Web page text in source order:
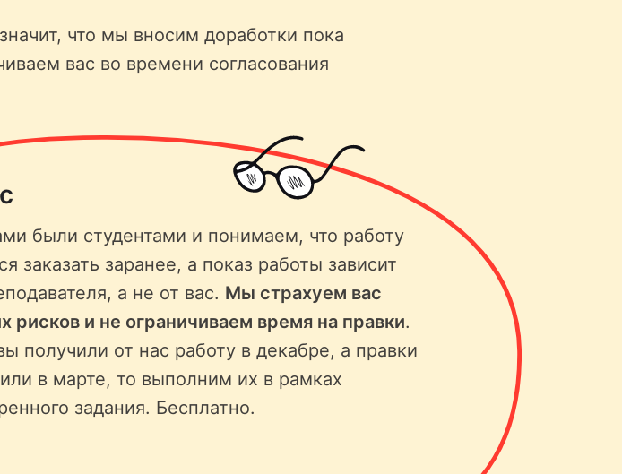
что мы вносим доработки пока
вас во времени согласования
были студентами и понимаем, что работу
заказать заранее, а показ работы зависит
а не от вас. Мы страхуем вас
рисков и не ограничиваем время на правки.
получили от нас работу в декабре, а правки
в марте, то выполним их в рамках
задания. Бесплатно.